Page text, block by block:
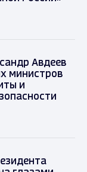
Авдеев
министров
и